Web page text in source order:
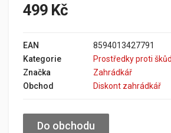
499 Kč
EAN
8594013427791
Kategorie
Prostředky proti
Značka
Zahrádkář
Obchod
Diskont zahrádkář
Do obchodu